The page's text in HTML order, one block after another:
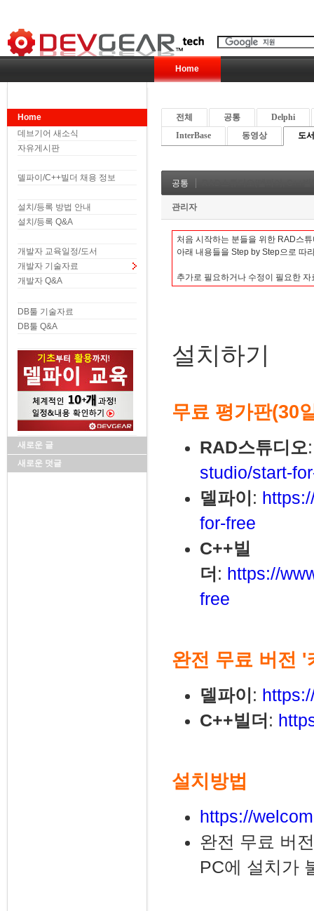
Home
Home
데브기어 새소식
자유게시판
델파이/C++빌더 채용 정보
설치/등록 방법 안내
설치/등록 Q&A
개발자 교육일정/도서
개발자 기술자료
개발자 Q&A
DB툴 기술자료
DB툴 Q&A
새로운 글
새로운 덧글
전체 공통
Delphi
InterBase
동영상 도
공통
관리자
처음 시작하는 분들을 위한 RAD스
아래 내용들을 Step by Step으로 따
추가로 필요하거나 수정이
설치하기
무료 평가판(30
RAD스튜디오
studio/start-
델파이 :
for-free
C++빌
더 : https://
free
완전 무료 버전 '
델파이 :
C++빌더 :
설치방법
https://
완전 무료 버
PC에 설치가